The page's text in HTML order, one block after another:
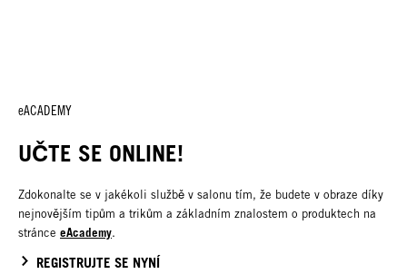
eACADEMY
UČTE SE ONLINE!
Zdokonalte se v jakékoli službě v salonu tím, že budete v obraze díky
nejnovějším tipům a trikům a základním znalostem o produktech na
stránce eAcademy.
REGISTRUJTE SE NYNÍ